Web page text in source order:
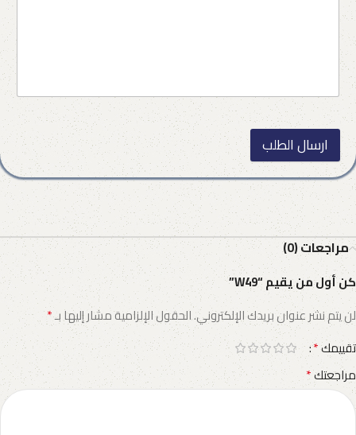
ارسال الطلب
مراجعات (0)
كن أول من يقيم “W49”
لن يتم نشر عنوان بريدك الإلكتروني.الحقول الإلزامية مشار إليها بـ*
تقييمك*
مراجعتك*